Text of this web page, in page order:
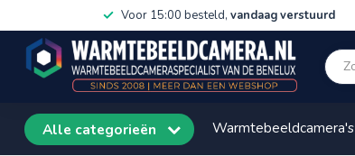
Voor 15:00 besteld, vandaag verstuurd
Alle categorieën Warmtebeeldcamera's